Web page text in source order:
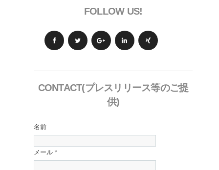
FOLLOW US!
CONTACT(プレスリリース等のご提
供)
名前
メール *